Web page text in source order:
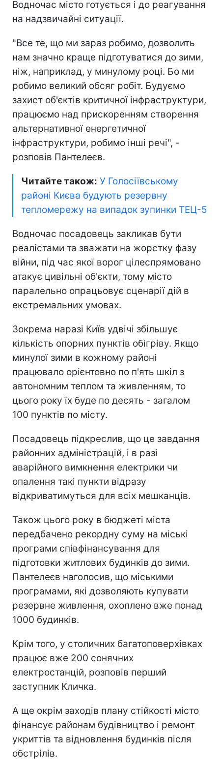
Водночас місто готується і до реагування
на надзвичайні ситуації.
"Все те, що ми зараз робимо, дозволить
нам значно краще підготуватися до зими,
ніж, наприклад, у минулому році. Бо ми
робимо великий обсяг робіт. Будуємо
захист об'єктів критичної інфраструктури,
працюємо над прискоренням створення
альтернативної енергетичної
інфраструктури, робимо інші речі", -
розповів Пантелеєв.
Читайте також: У Голосіївському
районі Києва будують ️резервну
тепломережу на випадок зупинки ТЕЦ-5
Водночас посадовець закликав бути
реалістами та зважати на жорстку фазу
війни, під час якої ворог цілеспрямовано
атакує цивільні об'єкти, тому місто
паралельно опрацьовує сценарії дій в
екстремальних умовах.
Зокрема наразі Київ удвічі збільшує
кількість опорних пунктів обігріву. Якщо
минулої зими в кожному районі
працювало орієнтовно по п'ять шкіл з
автономним теплом та живленням, то
цього року їх буде по десять - загалом
100 пунктів по місту.
Посадовець підкреслив, що це завдання
районних адміністрацій, і в разі
аварійного вимкнення електрики чи
опалення такі пункти відразу
відкриватимуться для всіх мешканців.
Також цього року в бюджеті міста
передбачено рекордну суму на міські
програми співфінансування для
підготовки житлових будинків до зими.
Пантелеєв наголосив, що міськими
програмами, які дозволяють купувати
резервне живлення, охоплено вже понад
1000 будинків.
Крім того, у столичних багатоповерхівках
працює вже 200 сонячних
електростанцій, розповів перший
заступник Кличка.
А ще окрім заходів плану стійкості місто
фінансує районам будівництво і ремонт
укриттів та відновлення будинків після
обстрілів.